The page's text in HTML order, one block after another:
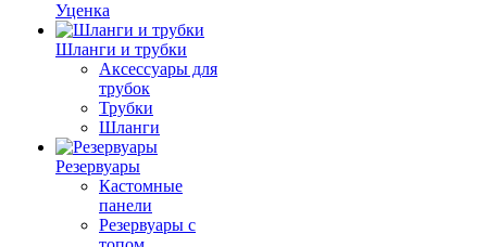
Уценка
Шланги и трубки
Аксессуары для
трубок
Трубки
Шланги
Резервуары
Кастомные
панели
Резервуары с